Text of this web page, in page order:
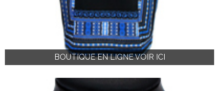
BOUTIQUE EN LIGNE VOIR ICI